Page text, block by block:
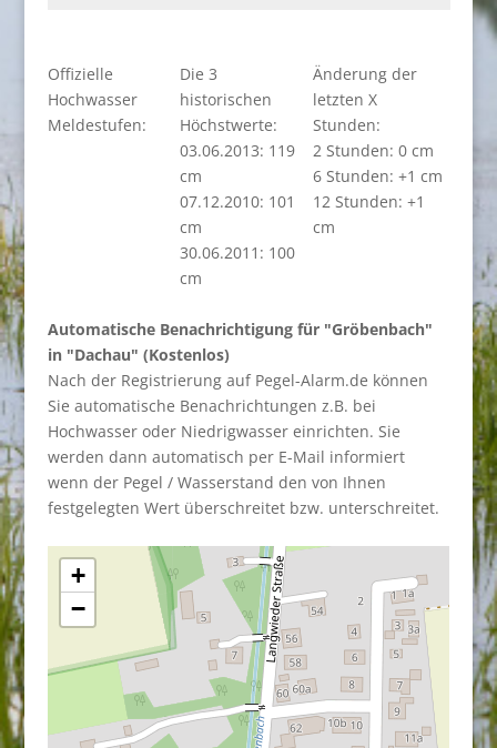
Offizielle
Hochwasser
Meldestufen:
Die 3
historischen
Höchstwerte:
03.06.2013: 119
cm
07.12.2010: 101
cm
30.06.2011: 100
cm
Änderung der
letzten X
Stunden:
2 Stunden: 0 cm
6 Stunden: +1 cm
12 Stunden: +1
cm
Automatische Benachrichtigung für "Gröbenbach"
in "Dachau" (Kostenlos)
Nach der Registrierung auf Pegel-Alarm.de können
Sie automatische Benachrichtungen z.B. bei
Hochwasser oder Niedrigwasser einrichten. Sie
werden dann automatisch per E-Mail informiert
wenn der Pegel / Wasserstand den von Ihnen
festgelegten Wert überschreitet bzw. unterschreitet.
+
−